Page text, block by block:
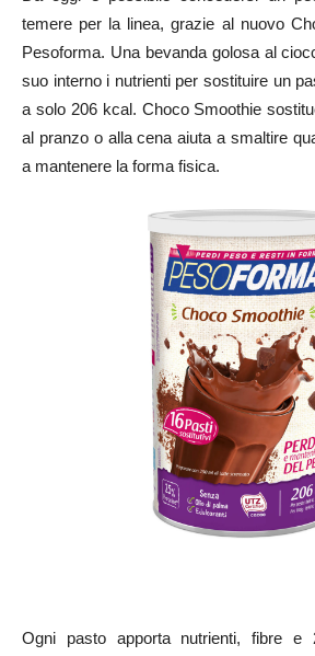
temere per la linea, grazie al nuovo
Pesoforma. Una bevanda golosa al
suo interno i nutrienti per sostituire un
a solo 206 kcal. Choco Smoothie
al pranzo o alla cena aiuta a smaltire
a mantenere la forma fisica.
Ogni pasto apporta nutrienti, fibre e